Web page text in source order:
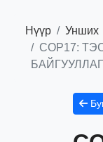
Нүүр Унших
COP17: